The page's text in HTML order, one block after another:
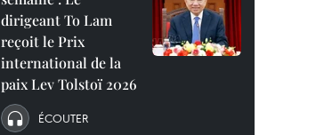
dirigeant To Lam
reçoit le Prix
international de la
paix Lev Tolstoï 2026
ÉCOUTER